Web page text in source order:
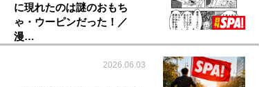
に現れたのは謎のおもち
ゃ・ウーピンだった！／
漫…
2026.06.03